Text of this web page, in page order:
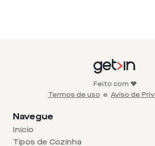
Feito com ❤️
Termos de uso e Aviso de
Navegue
Início
Tipos de Cozinha